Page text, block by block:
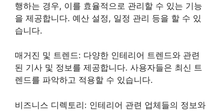
행하는 경우, 이를 효율적으로 관리할 수 있는 기능
을 제공합니다. 예산 설정, 일정 관리 등을 할 수 있
습니다.
매거진 및 트렌드: 다양한 인테리어 트렌드와 관련
된 기사 및 정보를 제공합니다. 사용자들은 최신 트
렌드를 파악하고 적용할 수 있습니다.
비즈니스 디렉토리: 인테리어 관련 업체들의 정보와